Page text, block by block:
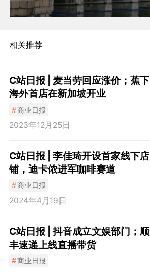
相关推荐
C站日报 | 麦当劳回应涨价；蕉下
海外首店在新加坡开业
#商业日报
2023年12月25日
C站日报 | 李佳琦开设首家线下店
铺，迪卡侬进军咖啡赛道
#商业日报
2024年4月19日
C站日报 | 抖音成立文娱部门；顺
丰速递上线直播带货
#商业日报